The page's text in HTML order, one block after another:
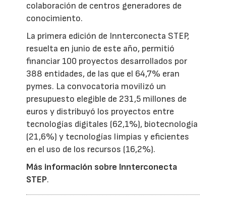
colaboración de centros generadores de
conocimiento.
La primera edición de Innterconecta STEP,
resuelta en junio de este año, permitió
financiar 100 proyectos desarrollados por
388 entidades, de las que el 64,7% eran
pymes. La convocatoria movilizó un
presupuesto elegible de 231,5 millones de
euros y distribuyó los proyectos entre
tecnologías digitales (62,1%), biotecnología
(21,6%) y tecnologías limpias y eficientes
en el uso de los recursos (16,2%).
Más información sobre Innterconecta
STEP.